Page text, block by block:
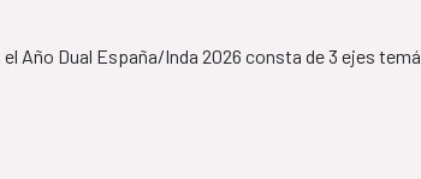
Año Dual España/Inda 2026 consta de 3 ejes